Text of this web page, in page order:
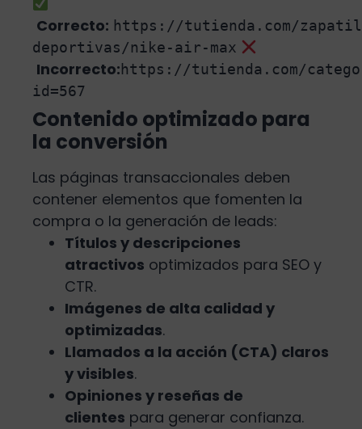
Correcto: https://tutienda.com/
deportivas/nike-air-max
Incorrecto:https://tutienda.com/
id=567
Contenido optimizado para
la conversión
Las páginas transaccionales deben
contener elementos que fomenten la
compra o la generación de leads:
Títulos y descripciones
atractivos optimizados para SEO y
CTR.
Imágenes de alta calidad y
optimizadas.
Llamados a la acción (CTA) claros
y visibles.
Opiniones y reseñas de
clientes para generar confianza.